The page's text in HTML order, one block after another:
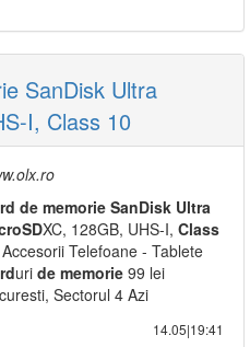
SanDisk Ultra
I, Class 10
de memorie SanDisk Ultra
SDXC, 128GB, UHS-I, Class
Accesorii Telefoane - Tablete
uri de memorie 99 lei
Sectorul 4 Azi
14.05|19:41